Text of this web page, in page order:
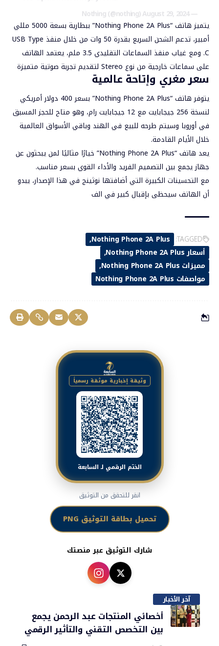
— Nothing (@nothing)
August 29, 2024
يتميز هاتف “Nothing Phone 2A Plus” ببطارية بسعة 5000 مللي
أمبير، تدعم الشحن السريع بقدرة 50 وات من خلال منفذ USB Type
C. ومع غياب منفذ السماعات التقليدي 3.5 ملم، يعتمد الهاتف
على سماعات خارجية من نوع Stereo لتقديم تجربة صوتية متميزة
سعر مغري وإتاحة عالمية
يتوفر هاتف “Nothing Phone 2A Plus” بسعر 400 دولار أمريكي
لنسخة 256 جيجابايت مع 12 جيجابايت رام، وهو متاح للحجز المسبق
في أوروبا وسيتم طرحه للبيع في الهند وباقي الأسواق العالمية
خلال الأيام القادمة.
يعد هاتف “Nothing Phone 2A Plus” خيارًا مثاليًا لمن يبحثون عن
جهاز يجمع بين التصميم الفريد والأداء القوي بسعر مناسب.
مع التحسينات الكبيرة التي أضافتها نوثينج في هذا الإصدار، يبدو
أن الهاتف سيحظى بإقبال كبير في الف
TAGGED:
Nothing Phone 2A Plus
أسعار Nothing Phone 2A Plus
مميزات Nothing Phone 2A Plus
مواصفات Nothing Phone 2A Plus
وثيقة إخبارية موثقة رسمياً
الختم الرقمي لـ السابعة
انقر للتحقق من التوثيق
تحميل بطاقة التوثيق PNG
شارك التوثيق عبر منصتك
آخر الأخبار
أخصائي المنتجات عبد الرحمن يجمع
بين التخصص التقني والتأثير الرقمي